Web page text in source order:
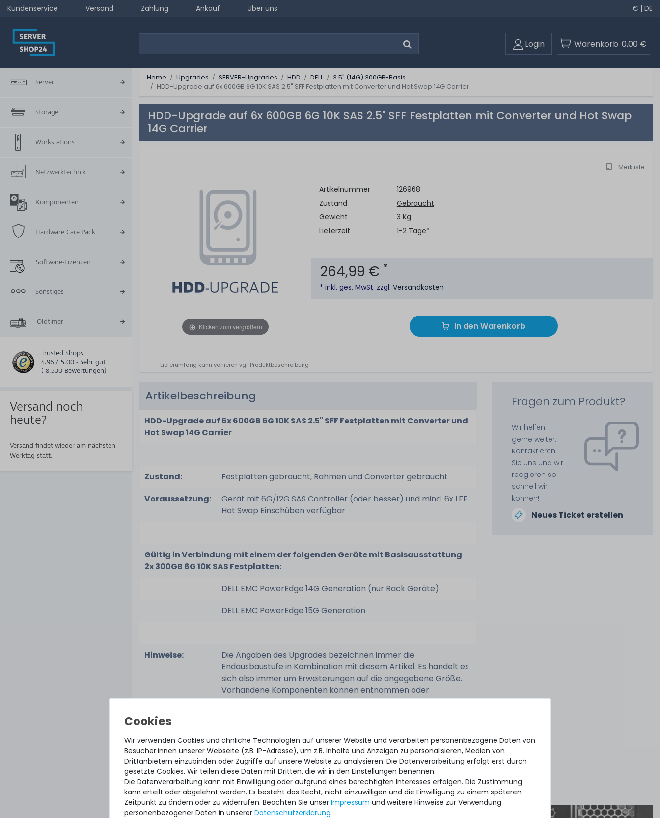
Kundenservice Versand Zahlung Ankauf Über uns € | DE
Login Warenkorb 0,00 €
Server
Storage
Workstations
Netzwerktechnik
Komponenten
Hardware Care Pack
Software-Lizenzen
Sonstiges
Oldtimer
Trusted Shops
4.96 / 5.00 - Sehr gut
( 8.500 Bewertungen)
Versand noch
heute?
Versand findet wieder am nächsten
Werktag statt.
Home Upgrades SERVER-Upgrades HDD DELL
3.5" (14G) 300GB-Basis
HDD-Upgrade auf 6x 600GB 6G 10K SAS 2.5" SFF Festplatten mit Converter und Hot Swap 14G Carrier
HDD-Upgrade auf 6x 600GB 6G 10K SAS 2.5" SFF Festplatten mit Converter und Hot Swap
14G Carrier
Klicken zum vergrößern
Lieferumfang kann variieren vgl. Produktbeschreibung
Merkliste
Artikelnummer
126968
Zustand
Gebraucht
Gewicht
3 Kg
Lieferzeit
1-2 Tage*
264,99 € *
* inkl. ges. MwSt. zzgl.Versandkosten
In den Warenkorb
Artikelbeschreibung
HDD-Upgrade auf 6x 600GB 6G 10K SAS 2.5" SFF Festplatten mit Converter und
Hot Swap 14G Carrier
Zustand:
Festplatten gebraucht, Rahmen und Converter gebraucht
Voraussetzung:
Gerät mit 6G/12G SAS Controller (oder besser) und mind. 6x LFF
Hot Swap Einschüben verfügbar
Gültig in Verbindung mit einem der folgenden Geräte mit Basisausstattung
2x 300GB 6G 10K SAS Festplatten:
DELL EMC PowerEdge 14G Generation (nur Rack Geräte)
DELL EMC PowerEdge 15G Generation
Hinweise:
Die Angaben des Upgrades bezeichnen immer die
Endausbaustufe in Kombination mit diesem Artikel. Es handelt es
sich also immer um Erweiterungen auf die angegebene Größe.
Vorhandene Komponenten können entnommen oder
weiterverwendet werden. Die Auswahl der verwendeten
Lieferumfang enthaltenen Teile.
Dieses Upgrade kann nur in Verbindung mit einem von uns
angebotenem Server kombiniert werden. Pro Server kann nur
ein HDD-Upgrade erworben werden.
Fragen zum Produkt?
Wir helfen
gerne weiter.
Kontaktieren
Sie uns und wir
reagieren so
schnell wir
können!
Neues Ticket erstellen
Wir verwenden Cookies und ähnliche Technologien auf unserer Website und verarbeiten personenbezogene Daten von
Besucher:innen unserer Webseite (z.B. IP-Adresse), um z.B. Inhalte und Anzeigen zu personalisieren, Medien von
Drittanbietern einzubinden oder Zugriffe auf unsere Website zu analysieren. Die Datenverarbeitung erfolgt erst durch
gesetzte Cookies. Wir teilen diese Daten mit Dritten, die wir in den Einstellungen benennen.
Die Datenverarbeitung kann mit Einwilligung oder aufgrund eines berechtigten Interesses erfolgen. Die Zustimmung
kann erteilt oder abgelehnt werden. Es besteht das Recht, nicht einzuwilligen und die Einwilligung zu einem späteren
Zeitpunkt zu ändern oder zu widerrufen. Beachten Sie unser Impressum und weitere Hinweise zur Verwendung
personenbezogener Daten in unserer Daten­schutz­erklärung.